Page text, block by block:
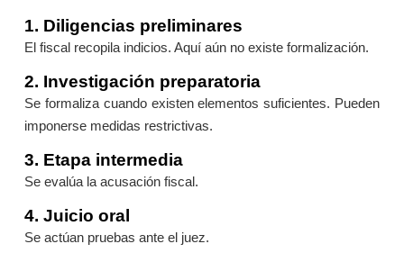
1. Diligencias preliminares
El fiscal recopila indicios. Aquí aún no existe formalización.
2. Investigación preparatoria
Se formaliza cuando existen elementos suficientes. Pueden
imponerse medidas restrictivas.
3. Etapa intermedia
Se evalúa la acusación fiscal.
4. Juicio oral
Se actúan pruebas ante el juez.